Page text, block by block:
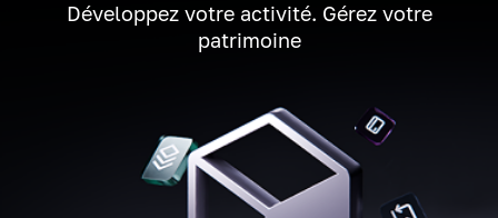
Développez votre activité. Gérez votre
patrimoine